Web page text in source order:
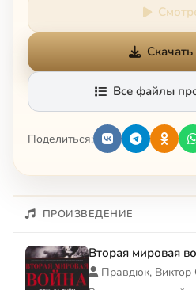
Все файлы
Поделиться:
ПРОИЗВЕДЕНИЕ
Вторая мировая
Правдюк, Виктор